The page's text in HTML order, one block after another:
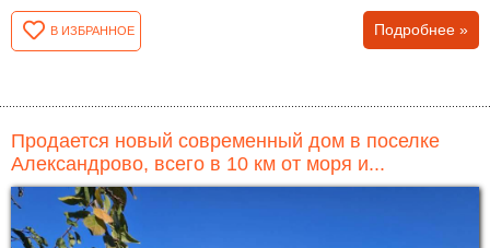
В ИЗБРАННОЕ Подробнее »
Продается новый современный дом в поселке
Александрово, всего в 10 км от моря и...